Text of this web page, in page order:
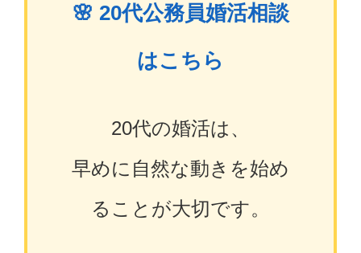
🌸 20代公務員婚活相談
はこちら
20代の婚活は、
早めに自然な動きを始め
ることが大切です。